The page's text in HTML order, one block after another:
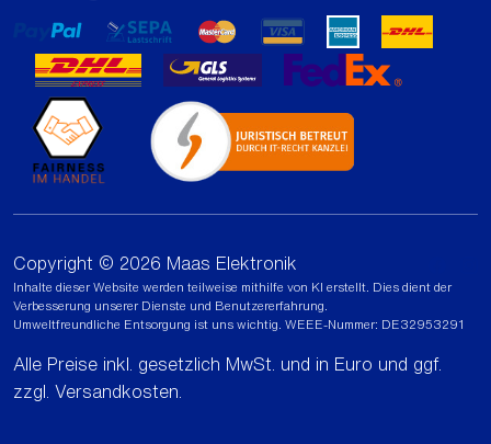
Copyright © 2026 Maas Elektronik
Inhalte dieser Website werden teilweise mithilfe von KI erstellt. Dies dient der
Verbesserung unserer Dienste und Benutzererfahrung.
Umweltfreundliche Entsorgung ist uns wichtig. WEEE-Nummer: DE32953291
Alle Preise inkl. gesetzlich MwSt. und in Euro und ggf.
zzgl. Versandkosten